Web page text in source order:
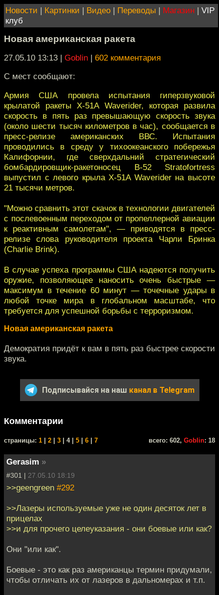
Новости | Картинки | Видео | Переводы | Магазин | VIP
клуб
Новая американская ракета
27.05.10 13:13 | Goblin | 602 комментария
С мест сообщают:
Армия США провела испытания гиперзвуковой
крылатой ракеты X-51A Waverider, которая развила
скорость в пять раз превышающую скорость звука
(около шести тысяч километров в час), сообщается в
пресс-релизе американских ВВС. Испытания
проводились в среду у тихоокеанского побережья
Калифорнии, где сверхдальний стратегический
бомбардировщик-ракетоносец В-52 Stratofortress
выпустил с левого крыла X-51A Waverider на высоте
21 тысячи метров.
"Можно сравнить этот скачок в технологии двигателей
с послевоенным переходом от пропеллерной авиации
к реактивным самолетам", — приводятся в пресс-
релизе слова руководителя проекта Чарли Бринка
(Charlie Brink).
В случае успеха программы США надеются получить
оружие, позволяющее наносить очень быстрые —
максимум в течение 60 минут — точечные удары в
любой точке мира в глобальном масштабе, что
требуется для успешной борьбы с терроризмом.
Новая американская ракета
Демократия придёт к вам в пять раз быстрее скорости
звука.
Подписывайся на наш канал в Telegram
Комментарии
cтраницы: 1 2 3 | 4 | 5 6 7 всего: 602, Goblin: 18
Gerasim »
#301 | 27.05.10 18:19
>>geengreen #292
>>Лазеры используемые уже не один десяток лет в
прицелах
>>и для прочего целеуказания - они боевые или как?
Они "или как".
Боевые - это как раз американцы термин придумали,
чтобы отличать их от лазеров в дальномерах и т.п.